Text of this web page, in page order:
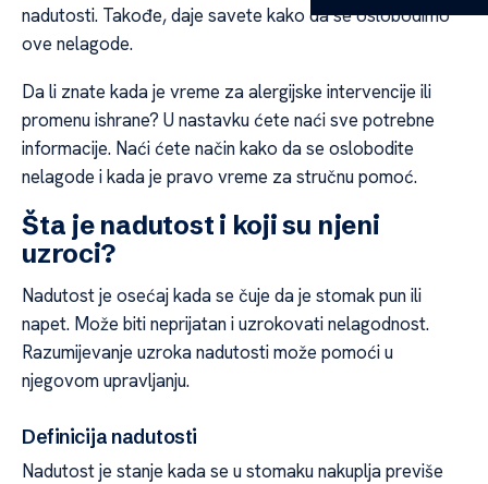
nadutosti. Takođe, daje savete kako da se oslobodimo
ove nelagode.
Da li znate kada je vreme za alergijske intervencije ili
promenu ishrane? U nastavku ćete naći sve potrebne
informacije. Naći ćete način kako da se oslobodite
nelagode i kada je pravo vreme za stručnu pomoć.
Šta je nadutost i koji su njeni
uzroci?
Nadutost je osećaj kada se čuje da je stomak pun ili
napet. Može biti neprijatan i uzrokovati nelagodnost.
Razumijevanje uzroka nadutosti može pomoći u
njegovom upravljanju.
Definicija nadutosti
Nadutost je stanje kada se u stomaku nakuplja previše